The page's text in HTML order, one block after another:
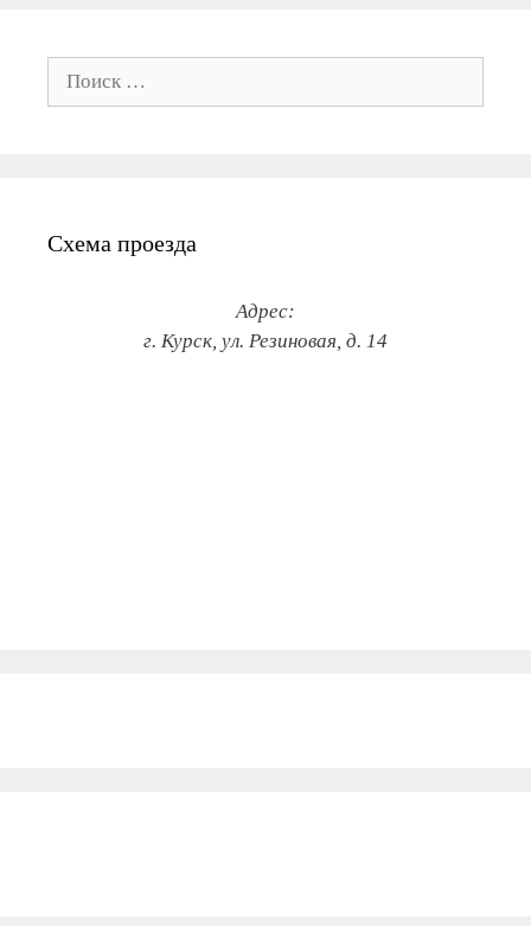
Поиск:
Схема проезда
Адрес:
г. Курск, ул. Резиновая, д. 14